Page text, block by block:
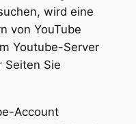
wird eine
von YouTube
Youtube-Server
Seiten Sie
Account